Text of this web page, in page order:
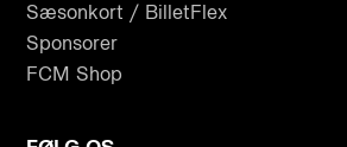
Sæsonkort / BilletFlex
Sponsorer
FCM Shop